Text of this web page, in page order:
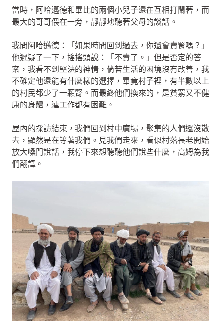
當時，阿哈邁德和畢比的兩個小兒子還在互相打鬧著，而
最大的哥哥偎在一旁，靜靜地聽著父母的談話。
我問阿哈邁德：「如果時間回到過去，你還會賣腎嗎？」
他遲疑了一下，搖搖頭說：「不賣了。」但是否定的答
案，我看不到堅決的神情，倘若生活的困境沒有改善，我
不確定他還能有什麼樣的選擇，畢竟村子裡，有半數以上
的村民都少了一顆腎。而最終他們換來的，是貧窮又不健
康的身體，連工作都有困難。
屋內的採訪結束，我們回到村中廣場，聚集的人們還沒散
去，顯然是在等著我們。見我們走來，看似村落長老開始
放大嗓門說話，我停下來想聽聽他們說些什麼，高姆為我
們翻譯。